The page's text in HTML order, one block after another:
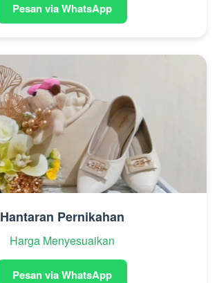
Pesan via WhatsApp
Hantaran Pernikahan
Harga Menyesuaikan
Pesan via WhatsApp